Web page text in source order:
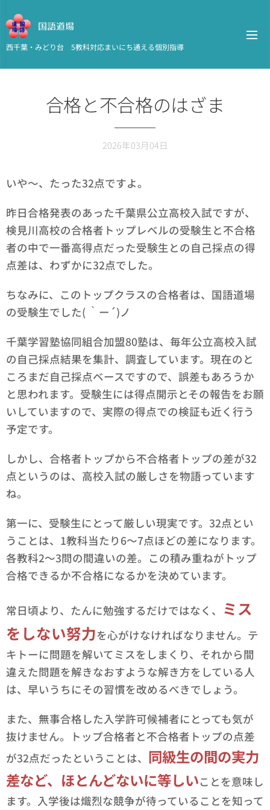
国語道場
西千葉・みどり台 5教科対応まいにち通える個別指導
合格と不合格のはざま
2026年03月04日
いや～、たった32点ですよ。
昨日合格発表のあった千葉県公立高校入試ですが、
検見川高校の合格者トップレベルの受験生と不合格
者の中で一番高得点だった受験生との自己採点の得
点差は、わずかに32点でした。
ちなみに、このトップクラスの合格者は、国語道場
の受験生でした( ｀ー´)ノ
千葉学習塾協同組合加盟80塾は、毎年公立高校入試
の自己採点結果を集計、調査しています。現在のと
ころまだ自己採点ベースですので、誤差もあろうか
と思われます。受験生には得点開示とその報告をお願
いしていますので、実際の得点での検証も近く行う
予定です。
しかし、合格者トップから不合格者トップの差が32
点というのは、高校入試の厳しさを物語っています
ね。
第一に、受験生にとって厳しい現実です。32点とい
うことは、1教科当たり6～7点ほどの差になります。
各教科2～3問の間違いの差。この積み重ねがトップ
合格できるか不合格になるかを決めています。
常日頃より、たんに勉強するだけではなく、 ミス
をしない努力を心がけなければなりません。テ
キトーに問題を解いてミスをしまくり、それから間
違えた問題を解きなおすような解き方をしている人
は、早いうちにその習慣を改めるべきでしょう。
また、無事合格した入学許可候補者にとっても気が
抜けません。トップ合格者と不合格者トップの点差
が32点だったということは、 同級生の間の実力
差など、ほとんどないに等しいことを意味し
ます。入学後は熾烈な競争が待っていることを知って